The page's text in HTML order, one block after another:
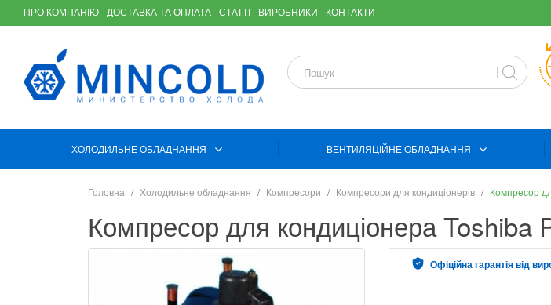
ПРО КОМПАНІЮ ДОСТАВКА ТА ОПЛАТА СТАТТІ ВИРОБНИКИ КОНТАКТИ
ХОЛОДИЛЬНЕ ОБЛАДНАННЯ ВЕНТИЛЯЦІЙНЕ ОБЛАДНАННЯ
Головна Холодильне обладнання Компресори Компресори для кондиціонерів Компресор
Компресор для кондиціонера Toshiba
Офіційна гарантія від